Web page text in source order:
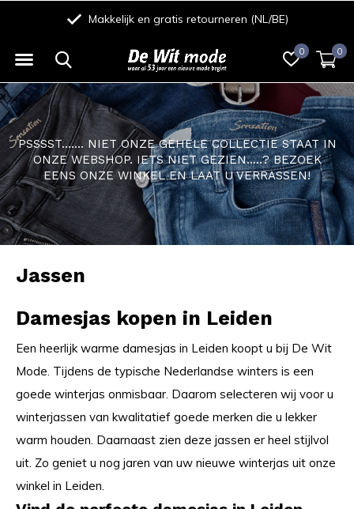
0 0
Eenvoudig betalen met iDeal/Wero, Creditcard, Riverty of Bancontact
PSSSST....... NIET ONZE GEHELE COLLECTIE STAAT IN
ONZE WEBSHOP. IETS NIET GEZIEN.....? BEZOEK
EENS ONZE WINKEL EN LAAT U VERRASSEN!
Jassen
Damesjas kopen in Leiden
Een heerlijk warme damesjas in Leiden koopt u bij De Wit
Mode. Tijdens de typische Nederlandse winters is een
goede winterjas onmisbaar. Daarom selecteren wij voor u
winterjassen van kwalitatief goede merken die u lekker
warm houden. Daarnaast zien deze jassen er heel stijlvol
uit. Zo geniet u nog jaren van uw nieuwe winterjas uit onze
winkel in Leiden.